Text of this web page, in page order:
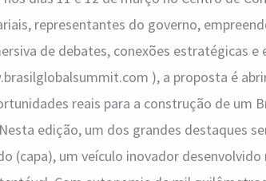
representantes do governo,
de debates, conexões estratégicas e
), a proposta é
reais para a construção de um
edição, um dos grandes destaques
(capa), um veículo inovador